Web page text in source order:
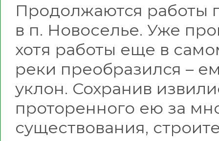
Продолжаются работы
в п. Новоселье. Уже
хотя работы еще в
реки преобразился –
уклон. Сохранив
проторенного ею за
существования,